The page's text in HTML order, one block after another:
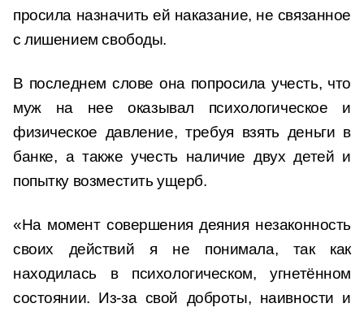
просила назначить ей наказание, не связанное
с лишением свободы.
В последнем слове она попросила учесть, что
муж на нее оказывал психологическое и
физическое давление, требуя взять деньги в
банке, а также учесть наличие двух детей и
попытку возместить ущерб.
«На момент совершения деяния незаконность
своих действий я не понимала, так как
находилась в психологическом, угнетённом
состоянии. Из-за свой доброты, наивности и